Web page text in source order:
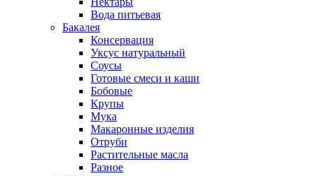
Вода питьевая
Бакалея
Консервация
Уксус натуральный
Соусы
Готовые смеси и каши
Бобовые
Крупы
Мука
Макаронные изделия
Отруби
Растительные масла
Разное